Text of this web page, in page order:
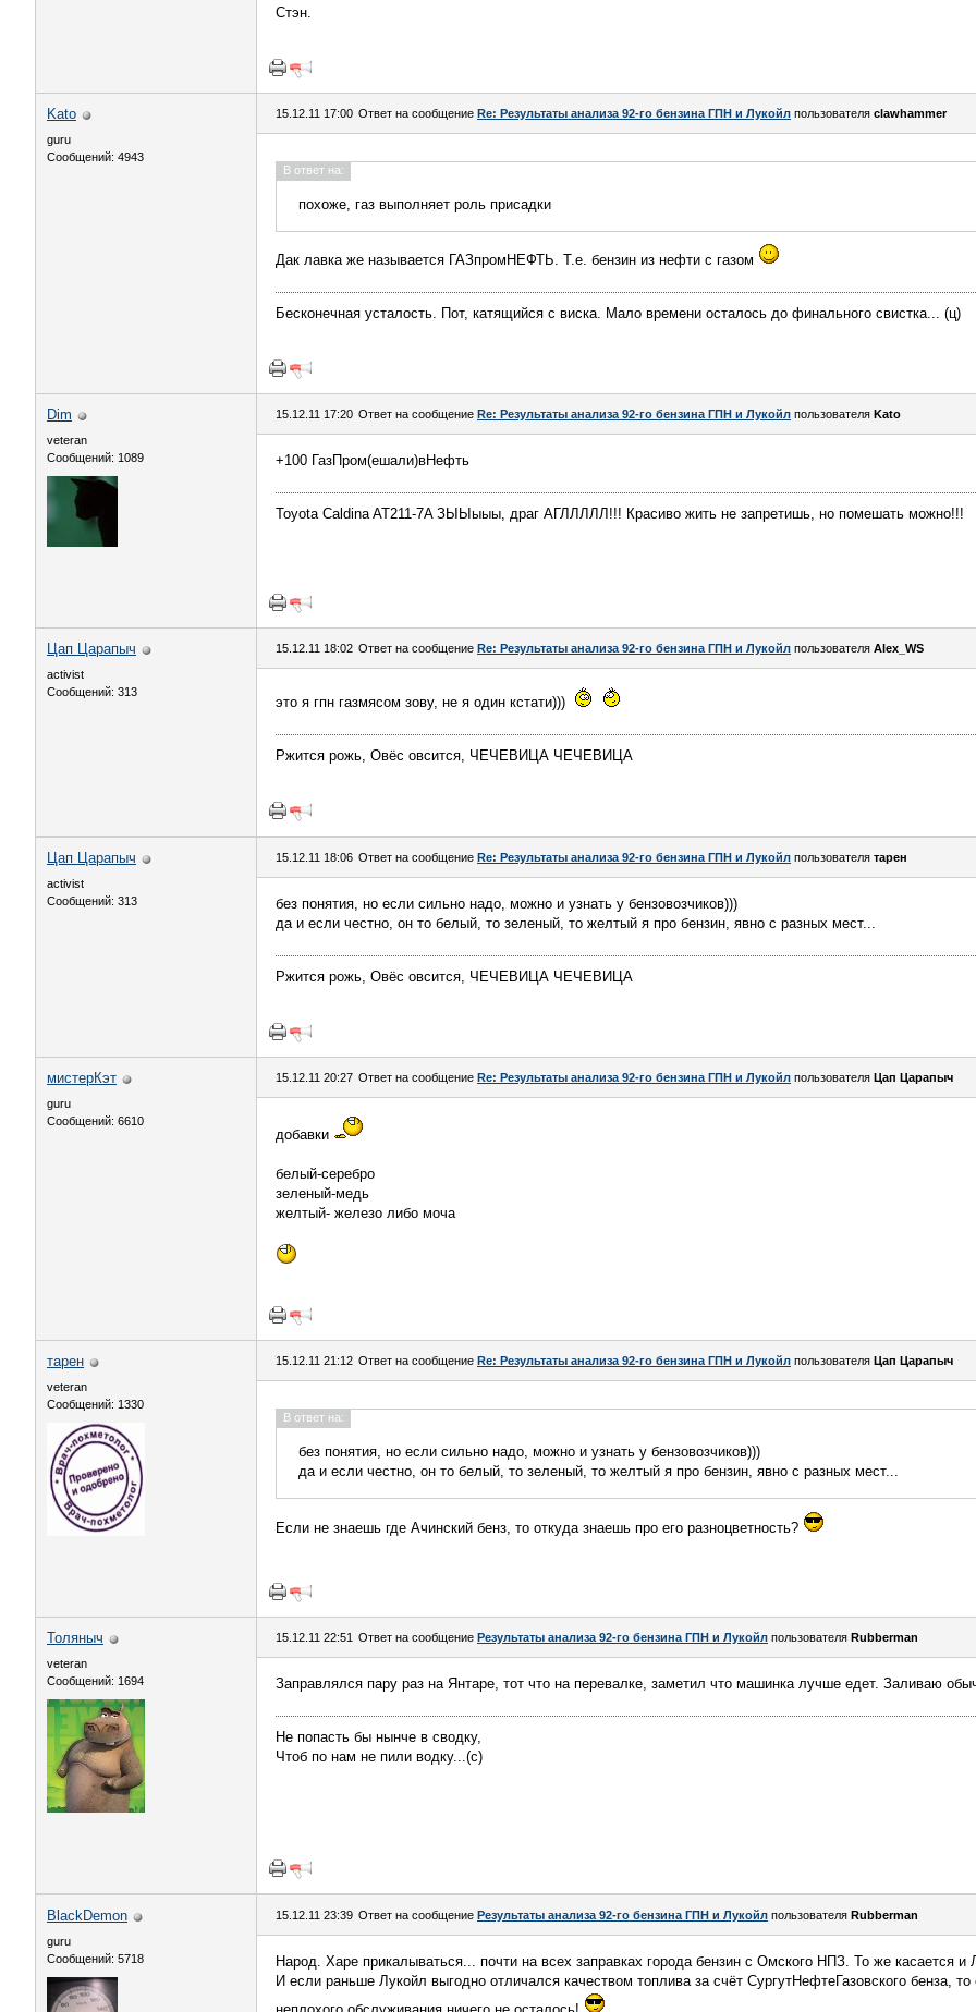
Стэн.
Kato
guru
Сообщений: 4943
15.12.11 17:00 Ответ на сообщение Re: Результаты анализа 92-го бензина ГПН и Лукойл пользователя clawhammer
В ответ на:
похоже, газ выполняет роль присадки
Дак лавка же называется ГАЗпромНЕФТЬ. Т.е. бензин из нефти с газом
Бесконечная усталость. Пот, катящийся с виска. Мало времени осталось до финального свистка... (ц)
Dim
veteran
Сообщений: 1089
15.12.11 17:20 Ответ на сообщение Re: Результаты анализа 92-го бензина ГПН и Лукойл пользователя Kato
+100 ГазПром(ешали)вНефть
Toyota Caldina AT211-7A ЗЫЫыыы, драг АГЛЛЛЛЛ!!! Красиво жить не запретишь, но помешать можно!!!
Цап Царапыч
activist
Сообщений: 313
15.12.11 18:02 Ответ на сообщение Re: Результаты анализа 92-го бензина ГПН и Лукойл пользователя Alex_WS
это я гпн газмясом зову, не я один кстати)))
Ржится рожь, Овёс овсится, ЧЕЧЕВИЦА ЧЕЧЕВИЦА
Цап Царапыч
activist
Сообщений: 313
15.12.11 18:06 Ответ на сообщение Re: Результаты анализа 92-го бензина ГПН и Лукойл пользователя тарен
без понятия, но если сильно надо, можно и узнать у бензовозчиков)))
да и если честно, он то белый, то зеленый, то желтый я про бензин, явно с разных мест...
Ржится рожь, Овёс овсится, ЧЕЧЕВИЦА ЧЕЧЕВИЦА
мистерКэт
guru
Сообщений: 6610
15.12.11 20:27 Ответ на сообщение Re: Результаты анализа 92-го бензина ГПН и Лукойл пользователя Цап Царапыч
добавки
белый-серебро
зеленый-медь
желтый- железо либо моча
тарен
veteran
Сообщений: 1330
15.12.11 21:12 Ответ на сообщение Re: Результаты анализа 92-го бензина ГПН и Лукойл пользователя Цап Царапыч
В ответ на:
без понятия, но если сильно надо, можно и узнать у бензовозчиков)))
да и если честно, он то белый, то зеленый, то желтый я про бензин, явно с разных мест...
Если не знаешь где Ачинский бенз, то откуда знаешь про его разноцветность?
Толяныч
veteran
Сообщений: 1694
15.12.11 22:51 Ответ на сообщение Результаты анализа 92-го бензина ГПН и Лукойл пользователя Rubberman
Заправлялся пару раз на Янтаре, тот что на перевалке, заметил что машинка лучше едет. Заливаю
Не попасть бы нынче в сводку,
Чтоб по нам не пили водку...(с)
BlackDemon
guru
Сообщений: 5718
15.12.11 23:39 Ответ на сообщение Результаты анализа 92-го бензина ГПН и Лукойл пользователя Rubberman
Народ. Харе прикалываться... почти на всех заправках города бензин с Омского НПЗ. То же касается и
И если раньше Лукойл выгодно отличался качеством топлива за счёт СургутНефтеГазовского бенза,